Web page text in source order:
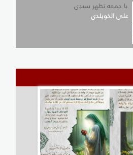
يا جمعه تظهر سيدي
علي الخويلدي